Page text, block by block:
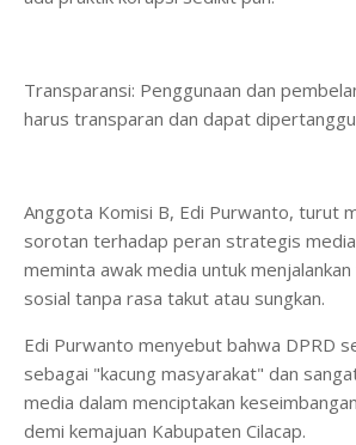
​Transparansi: Penggunaan dan
harus transparan dan dapat
​Anggota Komisi B, Edi Purwanto, turut
sorotan terhadap peran strategis
meminta awak media untuk
sosial tanpa rasa takut atau sungkan.
​Edi Purwanto menyebut bahwa DPRD
sebagai "kacung masyarakat" dan
media dalam menciptakan
demi kemajuan Kabupaten Cilacap.